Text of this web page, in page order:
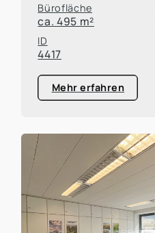
Bürofläche
ca. 495 m²
ID
4417
Mehr erfahren